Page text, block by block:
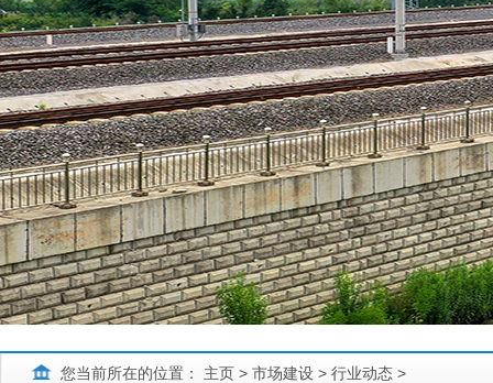
您当前所在的位置： 主页 > 市场建设 > 行业动态 >